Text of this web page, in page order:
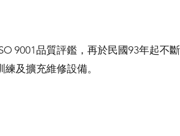
9001品質評鑑，再於民國93年起不
及擴充維修設備。